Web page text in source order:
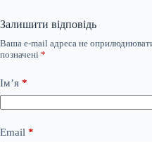
Залишити відповідь
Ваша e-mail адреса не
позначені *
Ім’я *
Email *